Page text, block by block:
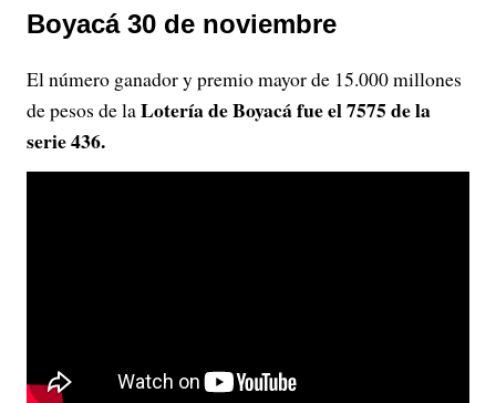
Boyacá 30 de noviembre
El número ganador y premio mayor de 15.000 millones
de pesos de laLotería de Boyacá fue el 7575 de la
serie 436.